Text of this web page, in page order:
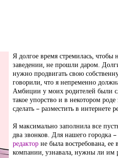
Я долгое время стремилась,
заведении, не прошли даром.
нужно продвигать свою
говорили, что я непременно
Амбиции у моих родителей были
такое упорство и в некотором
сделать – разместить в интернете
Я максимально заполнила все
два звонков. Для нашего городка
редакторне была востребована, ее
компании, узнавала, нужны ли им